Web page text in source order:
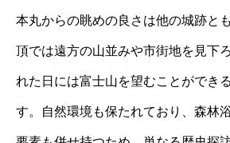
本丸からの眺めの良さは他の城跡と
頂では遠方の山並みや市街地を見下
れた日には富士山を望むことができ
す。自然環境も保たれており、森林